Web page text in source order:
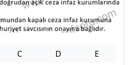
C D E